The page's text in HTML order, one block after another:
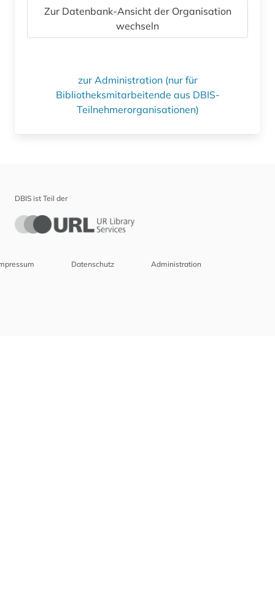
Zur Datenbank-Ansicht der Organisation
wechseln
zur Administration (nur für
Bibliotheksmitarbeitende aus DBIS-
Teilnehmerorganisationen)
DBIS ist Teil der
Datenschutz Administration